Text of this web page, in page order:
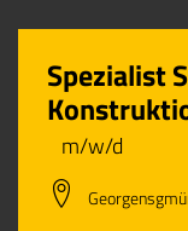
Spezialist
m/w/d